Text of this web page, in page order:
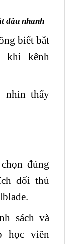
đầu nhanh
biết bắt
khi kênh
nhìn thấy
đúng
đối thủ
sách và
học viên